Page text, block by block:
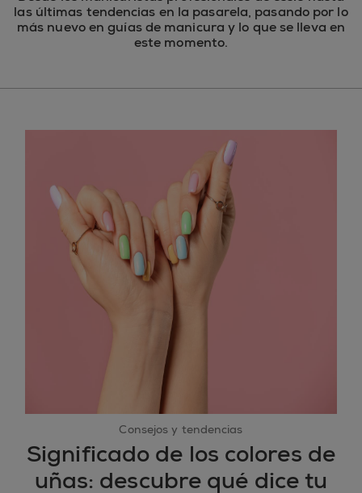
las últimas tendencias en la pasarela, pasando por lo
más nuevo en guías de manicura y lo que se lleva en
este momento.
Consejos y tendencias
Significado de los colores de
uñas: descubre qué dice tu